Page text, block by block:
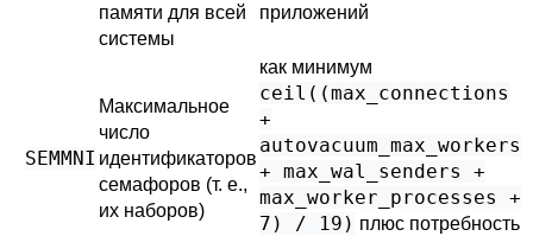
памяти для всей
системы
приложений
SEMMNI
Максимальное
число
идентификаторов
семафоров (т. е.,
их наборов)
как минимум
ceil((max_connections
+
autovacuum_max_workers
+ max_wal_senders +
max_worker_processes +
7) / 19) плюс потребность